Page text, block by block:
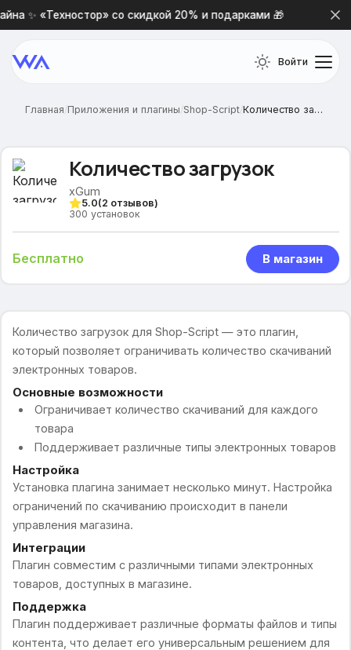
✨ «Техностор» со скидкой 20% и подарками 🎁
Войти
Главная/Приложения и плагины/Shop-Script/ Количество загрузок
Количество загрузок
xGum
5.0(2 отзывов)
300 установок
Бесплатно В магазин
Количество загрузок для Shop-Script — это плагин,
который позволяет ограничивать количество скачиваний
электронных товаров.
Основные возможности
Ограничивает количество скачиваний для каждого
товара
Поддерживает различные типы электронных товаров
Настройка
Установка плагина занимает несколько минут. Настройка
ограничений по скачиванию происходит в панели
управления магазина.
Интеграции
Плагин совместим с различными типами электронных
товаров, доступных в магазине.
Поддержка
Плагин поддерживает различные форматы файлов и типы
контента, что делает его универсальным решением для